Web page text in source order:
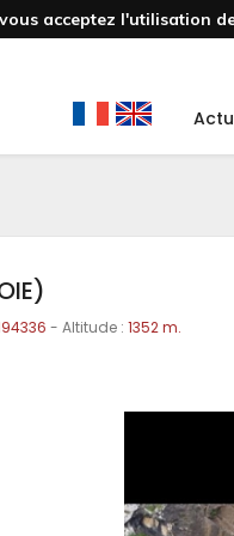
acceptez l'utilisation
- Altitude : 1352 m.